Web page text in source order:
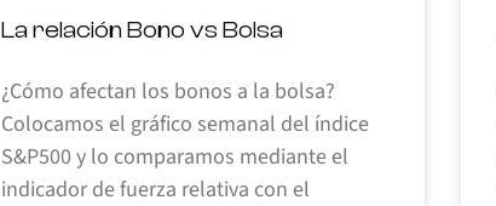
La relación Bono vs Bolsa
¿Cómo afectan los bonos a la bolsa?
Colocamos el gráfico semanal del índice
S&P500 y lo comparamos mediante el
indicador de fuerza relativa con el